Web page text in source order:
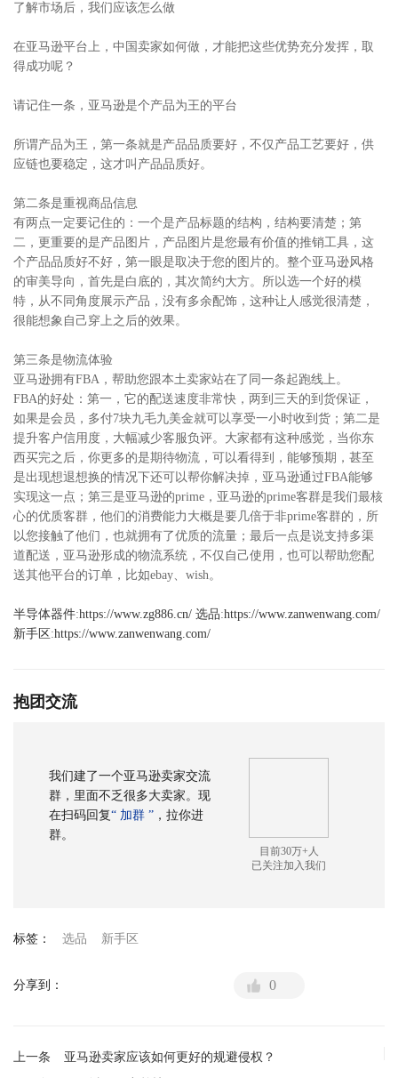
了解市场后，我们应该怎么做
在亚马逊平台上，中国卖家如何做，才能把这些优势充分发挥，取
得成功呢？
请记住一条，亚马逊是个产品为王的平台
所谓产品为王，第一条就是产品品质要好，不仅产品工艺要好，供
应链也要稳定，这才叫产品品质好。
第二条是重视商品信息
有两点一定要记住的：一个是产品标题的结构，结构要清楚；第
二，更重要的是产品图片，产品图片是您最有价值的推销工具，这
个产品品质好不好，第一眼是取决于您的图片的。整个亚马逊风格
的审美导向，首先是白底的，其次简约大方。所以选一个好的模
特，从不同角度展示产品，没有多余配饰，这种让人感觉很清楚，
很能想象自己穿上之后的效果。
第三条是物流体验
亚马逊拥有FBA，帮助您跟本土卖家站在了同一条起跑线上。
FBA的好处：第一，它的配送速度非常快，两到三天的到货保证，
如果是会员，多付7块九毛九美金就可以享受一小时收到货；第二是
提升客户信用度，大幅减少客服负评。大家都有这种感觉，当你东
西买完之后，你更多的是期待物流，可以看得到，能够预期，甚至
是出现想退想换的情况下还可以帮你解决掉，亚马逊通过FBA能够
实现这一点；第三是亚马逊的prime，亚马逊的prime客群是我们最核
心的优质客群，他们的消费能力大概是要几倍于非prime客群的，所
以您接触了他们，也就拥有了优质的流量；最后一点是说支持多渠
道配送，亚马逊形成的物流系统，不仅自己使用，也可以帮助您配
送其他平台的订单，比如ebay、wish。
半导体器件:https://www.zg886.cn/ 选品:https://www.zanwenwang.com/
新手区 :https://www.zanwenwang.com/
抱团交流
我们建了一个亚马逊卖家交流
群，里面不乏很多大卖家。现
在扫码回复“ 加群 ” ，拉你进
群。
目前30万+人
已关注加入我们
标签： 选品 新手区
分享到： 0
亚马逊卖家应该如何更好的规避侵权？
上一条